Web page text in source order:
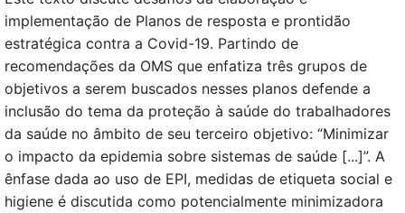
implementação de Planos de resposta e prontidão
estratégica contra a Covid-19. Partindo de
recomendações da OMS que enfatiza três grupos de
objetivos a serem buscados nesses planos defende a
inclusão do tema da proteção à saúde do trabalhadores
da saúde no âmbito de seu terceiro objetivo: “Minimizar
o impacto da epidemia sobre sistemas de saúde [...]”. A
ênfase dada ao uso de EPI, medidas de etiqueta social e
higiene é discutida como potencialmente minimizadora